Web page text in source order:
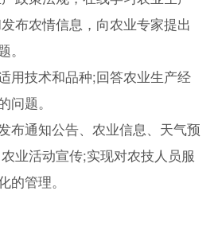
布农情信息，向农业专家提出
用技术和品种;回答农业生产经
题。
布通知公告、农业信息、天气预
业活动宣传;实现对农技人员服
的管理。